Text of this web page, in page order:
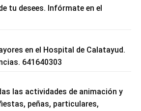
tu desees. Infórmate en el
en el Hospital de Calatayud.
641640303
las actividades de animación y
peñas, particulares,